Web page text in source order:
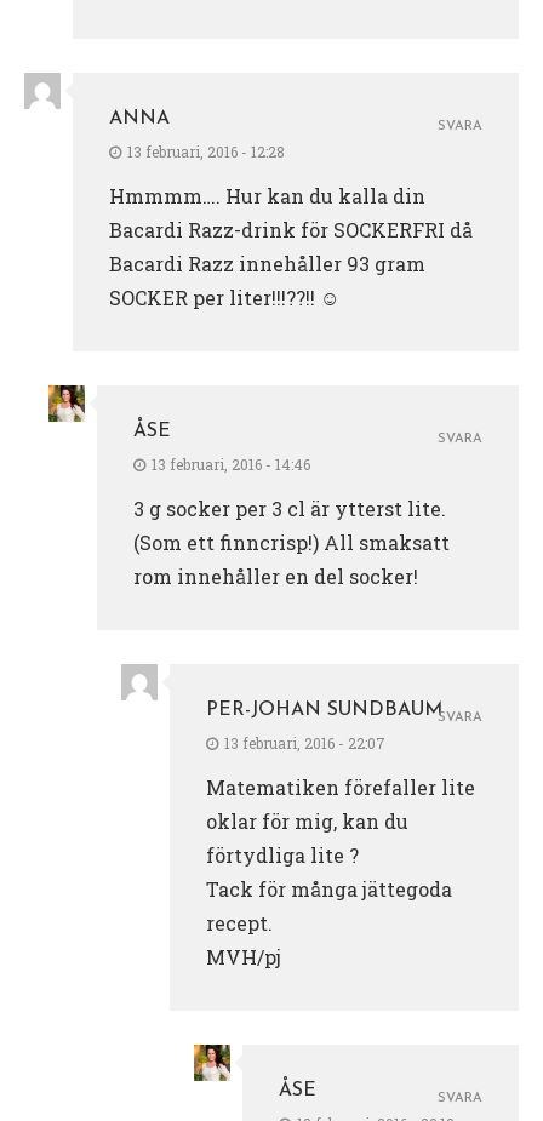
ANNA
13 februari, 2016 - 12:28
Hmmmm…. Hur kan du kalla din
Bacardi Razz-drink för SOCKERFRI då
Bacardi Razz innehåller 93 gram
SOCKER per liter!!!??!! ☺
SVARA
ÅSE
13 februari, 2016 - 14:46
3 g socker per 3 cl är ytterst lite.
(Som ett finncrisp!) All smaksatt
rom innehåller en del socker!
SVARA
PER-JOHAN SUNDBAUM
13 februari, 2016 - 22:07
Matematiken förefaller lite
oklar för mig, kan du
förtydliga lite ?
Tack för många jättegoda
recept.
MVH/pj
SVARA
ÅSE
SVARA